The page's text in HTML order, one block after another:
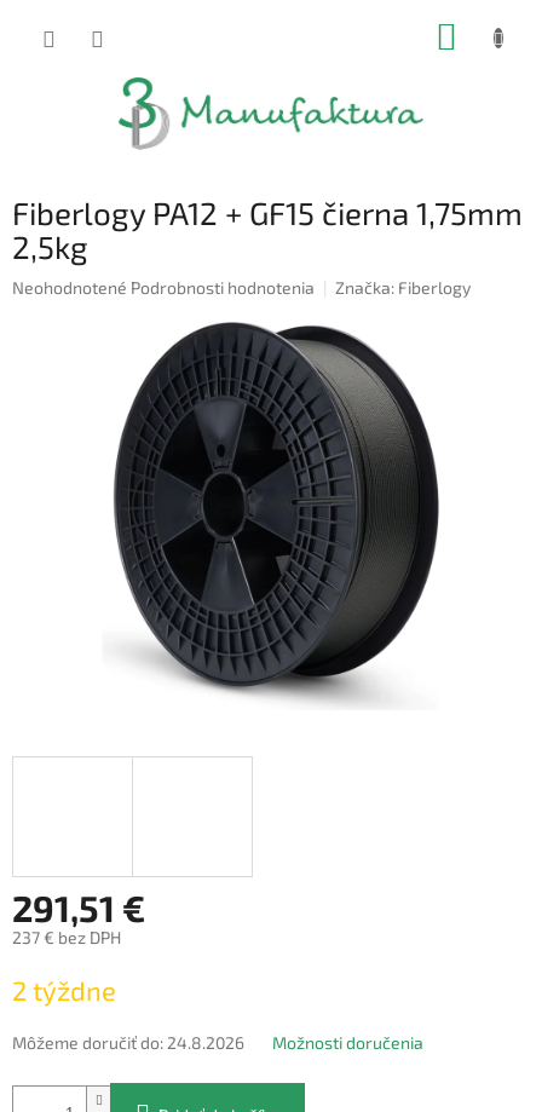
Fiberlogy PA12 + GF15 čierna 1,75mm
2,5kg
Priemerné
Neohodnotené Podrobnosti hodnotenia Značka: Fiberlogy
291,51 €
237 € bez DPH
cena:
2 týždne
Môžeme doručiť do:24.8.2026 Možnosti doručenia